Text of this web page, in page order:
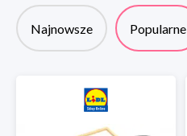
Najnowsze Popularne